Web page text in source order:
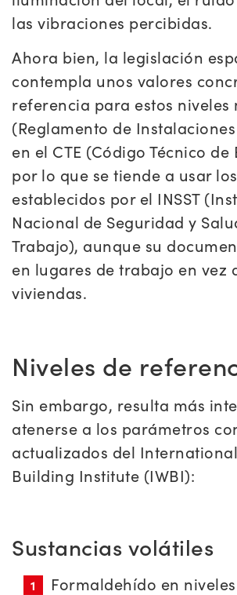
las vibraciones percibidas.
Ahora bien, la legislación
contempla unos valores
referencia para estos niveles
(Reglamento de
en el CTE (Código Técnico
por lo que se tiende a usar
establecidos por el INSST
Nacional de Seguridad y
Trabajo), aunque su
en lugares de trabajo en vez
viviendas.
Niveles de
Sin embargo, resulta más
atenerse a los parámetros
actualizados del
Building Institute (IWBI):
Sustancias volátiles
Formaldehído en